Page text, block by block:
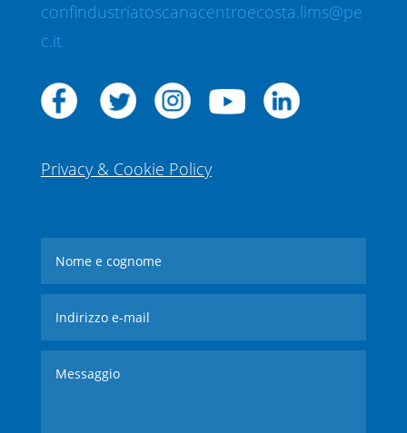
confindustriatoscanacentroecosta.lims@pe
c.it
Privacy & Cookie Policy